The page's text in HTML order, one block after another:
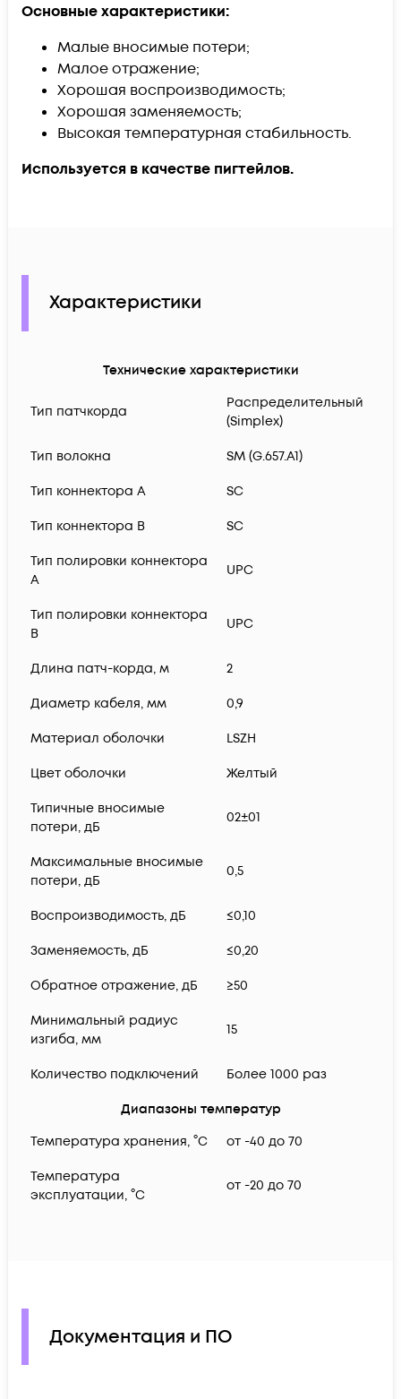
Основные характеристики:
Малые вносимые потери;
Малое отражение;
Хорошая воспроизводимость;
Хорошая заменяемость;
Высокая температурная стабильность.
Используется в качестве пигтейлов.
Характеристики
Технические характеристики
Тип патчкорда
Распределительный
(Simplex)
Тип волокна SM (G.657.A1)
Тип коннектора A SC
Тип коннектора B SC
Тип полировки коннектора
A
UPC
Тип полировки коннектора
B
UPC
Длина патч-корда, м 2
Диаметр кабеля, мм 0,9
Материал оболочки LSZH
Цвет оболочки Желтый
Типичные вносимые
потери, дБ
02±01
Максимальные вносимые
потери, дБ
0,5
Воспроизводимость, дБ ≤0,10
Заменяемость, дБ ≤0,20
Обратное отражение, дБ ≥50
Минимальный радиус
изгиба, мм
15
Количество подключений Более 1000 раз
Диапазоны температур
Температура хранения, °C
от -40 до 70
Температура
эксплуатации, °C
от -20 до 70
Документация и ПО